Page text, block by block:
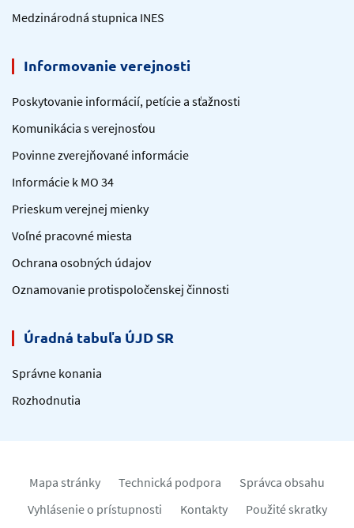
Medzinárodná stupnica INES
Informovanie verejnosti
Poskytovanie informácií, petície a sťažnosti
Komunikácia s verejnosťou
Povinne zverejňované informácie
Informácie k MO 34
Prieskum verejnej mienky
Voľné pracovné miesta
Ochrana osobných údajov
Oznamovanie protispoločenskej činnosti
Úradná tabuľa ÚJD SR
Správne konania
Rozhodnutia
Mapa stránky Technická podpora
Správca obsahu
Vyhlásenie o prístupnosti
Kontakty Použité skratky